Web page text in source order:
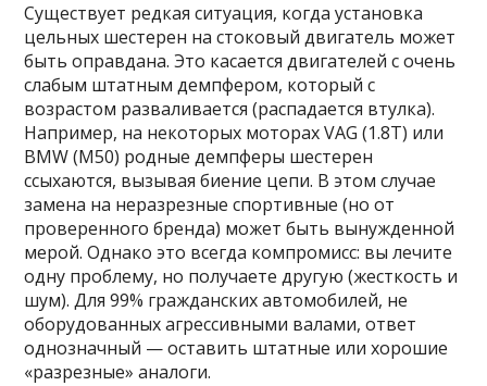
Существует редкая ситуация, когда установка
цельных шестерен на стоковый двигатель может
быть оправдана. Это касается двигателей с очень
слабым штатным демпфером, который с
возрастом разваливается (распадается втулка).
Например, на некоторых моторах VAG (1.8T) или
BMW (M50) родные демпферы шестерен
ссыхаются, вызывая биение цепи. В этом случае
замена на неразрезные спортивные (но от
проверенного бренда) может быть вынужденной
мерой. Однако это всегда компромисс: вы лечите
одну проблему, но получаете другую (жесткость и
шум). Для 99% гражданских автомобилей, не
оборудованных агрессивными валами, ответ
однозначный — оставить штатные или хорошие
«разрезные» аналоги.